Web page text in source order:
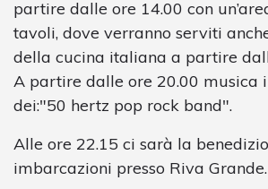
partire dalle ore 14.00 con
tavoli, dove verranno serviti
della cucina italiana a partire
A partire dalle ore 20.00 musica
dei:"50 hertz pop rock band".
Alle ore 22.15 ci sarà la
imbarcazioni presso Riva Grande.